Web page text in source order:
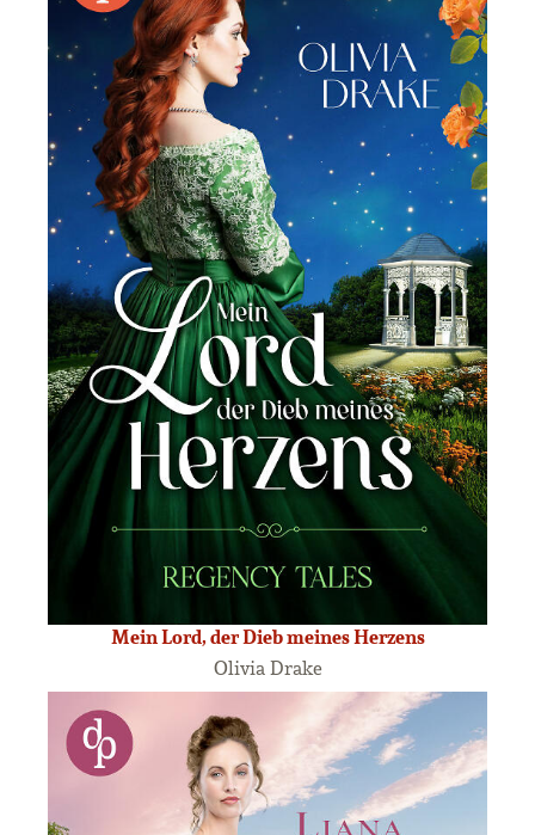
Mein Lord, der Dieb meines Herzens
Olivia Drake